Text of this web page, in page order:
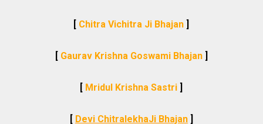
[ Chitra Vichitra Ji Bhajan ]
[ Gaurav Krishna Goswami Bhajan]
[ Mridul Krishna Sastri ]
[ Devi ChitralekhaJi Bhajan]